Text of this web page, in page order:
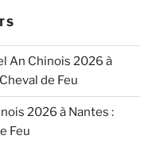
An Chinois 2026 à
de Feu
2026 à Nantes :
Feu